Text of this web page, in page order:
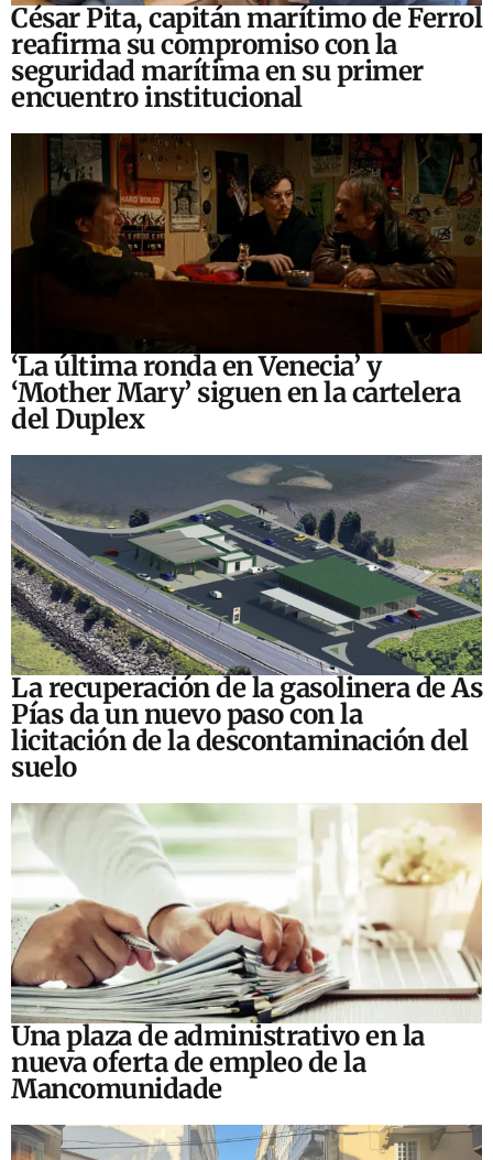
César Pita, capitán marítimo de Ferrol
reafirma su compromiso con la
seguridad marítima en su primer
encuentro institucional
‘La última ronda en Venecia’ y
‘Mother Mary’ siguen en la cartelera
del Duplex
La recuperación de la gasolinera de As
Pías da un nuevo paso con la
licitación de la descontaminación del
suelo
Una plaza de administrativo en la
nueva oferta de empleo de la
Mancomunidade